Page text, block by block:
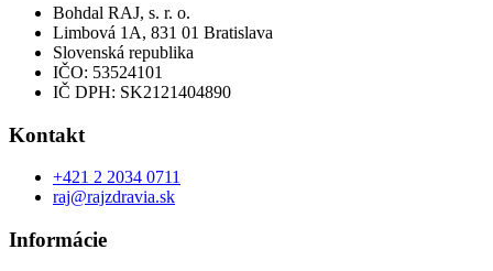
Bohdal RAJ, s. r. o.
Limbová 1A, 831 01 Bratislava
Slovenská republika
IČO: 53524101
IČ DPH: SK2121404890
Kontakt
+421 2 2034 0711
raj@rajzdravia.sk
Informácie